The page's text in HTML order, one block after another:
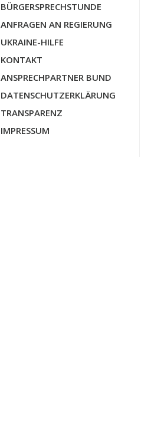
BÜRGERSPRECHSTUNDE
ANFRAGEN AN REGIERUNG
UKRAINE-HILFE
KONTAKT
ANSPRECHPARTNER BUND
DATENSCHUTZERKLÄRUNG
TRANSPARENZ
IMPRESSUM